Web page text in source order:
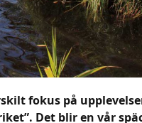
fokus på
Det blir en vår